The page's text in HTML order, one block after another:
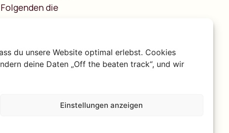
du unsere Website optimal erlebst. Cookies
deine Daten „Off the beaten track“, und wir
Einstellungen anzeigen
die
denn wann
'historische
Nashörnern),
aus